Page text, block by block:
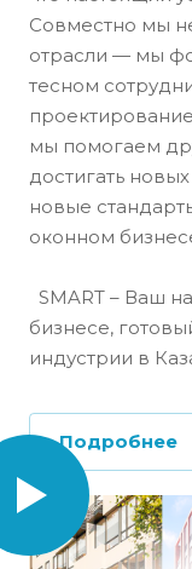
Совместно мы
отрасли — мы
тесном
мы помогаем
достигать
новые
оконном
SMART – Ваш
бизнесе,
индустрии в
Подробнее